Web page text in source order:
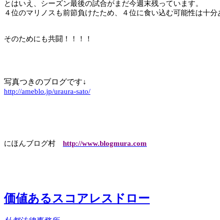
とはいえ、シーズン最後の試合がまだ今週末残っています。
４位のマリノスも前節負けたため、４位に食い込む可能性は十分
そのためにも共闘！！！！
写真つきのブログです↓
http://ameblo.jp/uraura-sato/
にほんブログ村 http://www.blogmura.com
価値あるスコアレスドロー